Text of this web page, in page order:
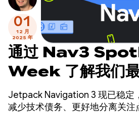
01
12 月
2025 年
通过 Nav3
Week 了解我们
Jetpack
Jetpack Navigation 3 现已稳定
减少技术债务、更好地分离关注